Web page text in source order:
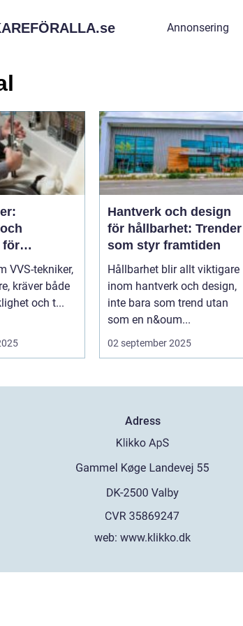
se Annonsering
för
VVS-tekniker,
kräver både
och t...
Hantverk och design
för hållbarhet: Trender
som styr framtiden
Hållbarhet blir allt viktigare
inom hantverk och design,
inte bara som trend utan
som en n&oum...
02 september 2025
Adress
web:www.klikko.dk